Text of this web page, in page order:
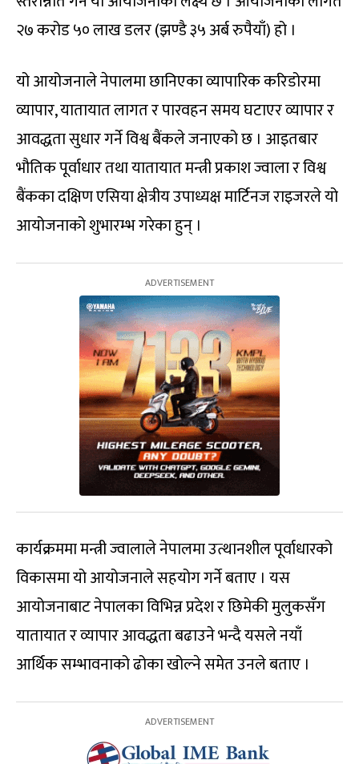
२७ करोड ५० लाख डलर (झण्डै ३५ अर्ब रुपैयाँ) हो ।
यो आयोजनाले नेपालमा छानिएका व्यापारिक करिडोरमा
व्यापार, यातायात लागत र पारवहन समय घटाएर व्यापार र
आवद्धता सुधार गर्ने विश्व बैंकले जनाएको छ । आइतबार
भौतिक पूर्वाधार तथा यातायात मन्त्री प्रकाश ज्वाला र विश्व
बैंकका दक्षिण एसिया क्षेत्रीय उपाध्यक्ष मार्टिनज राइजरले यो
आयोजनाको शुभारम्भ गरेका हुन् ।
कार्यक्रममा मन्त्री ज्वालाले नेपालमा उत्थानशील पूर्वाधारको
विकासमा यो आयोजनाले सहयोग गर्ने बताए । यस
आयोजनाबाट नेपालका विभिन्न प्रदेश र छिमेकी मुलुकसँग
यातायात र व्यापार आवद्धता बढाउने भन्दै यसले नयाँ
आर्थिक सम्भावनाको ढोका खोल्ने समेत उनले बताए ।